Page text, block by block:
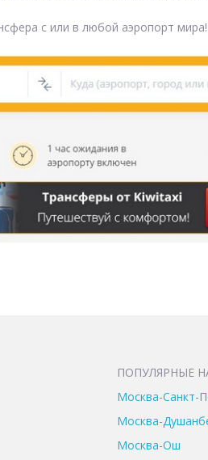
с или в любой аэропорт мира!
ПОПУЛЯРНЫЕ
Москва-Санкт-
Москва-
Москва-Ош